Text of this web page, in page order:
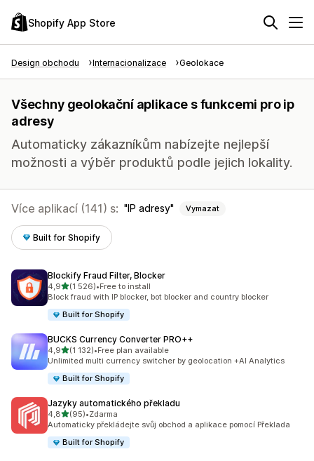
Shopify App Store
Design obchodu Internacionalizace Geolokace
Všechny geolokační aplikace s funkcemi pro ip
adresy
Automaticky zákazníkům nabízejte nejlepší
možnosti a výběr produktů podle jejich lokality.
Více aplikací (141) s: IP adresy Vymazat
Built for Shopify
Blockify Fraud Filter, Blocker
4,9z 5 hvězd
(1 526)
Celkový počet recenzí: 1526
•Free to install
Block fraud with IP blocker, bot blocker and country blocker
Built for Shopify
BUCKS Currency Converter PRO++
4,9z 5 hvězd
(1 132)
Celkový počet recenzí: 1132
•Free plan available
Unlimited multi currency switcher by geolocation +AI Analytics
Built for Shopify
Jazyky automatického překladu
4,8z 5 hvězd
(95)
Celkový počet recenzí: 95
•Zdarma
Automaticky překládejte svůj obchod a aplikace pomocí Překlada
Built for Shopify